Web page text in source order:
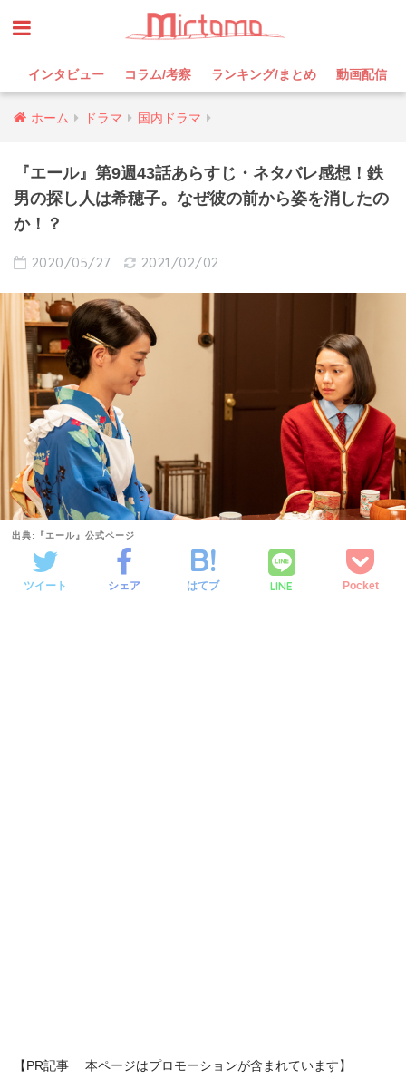
インタビュー コラム/考察 ランキング/まとめ 動画配信
ホーム ドラマ 国内ドラマ
『エール』第9週43話あらすじ・ネタバレ感想！鉄
男の探し人は希穂子。なぜ彼の前から姿を消したの
か！？
2020/05/27 2021/02/02
出典:『エール』公式ページ
ツイート シェア はてブ LINE Pocket
【PR記事 本ページはプロモーションが含まれています】